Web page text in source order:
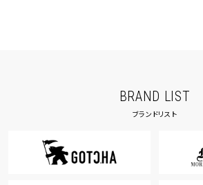
BRAND LIST
ブランドリスト